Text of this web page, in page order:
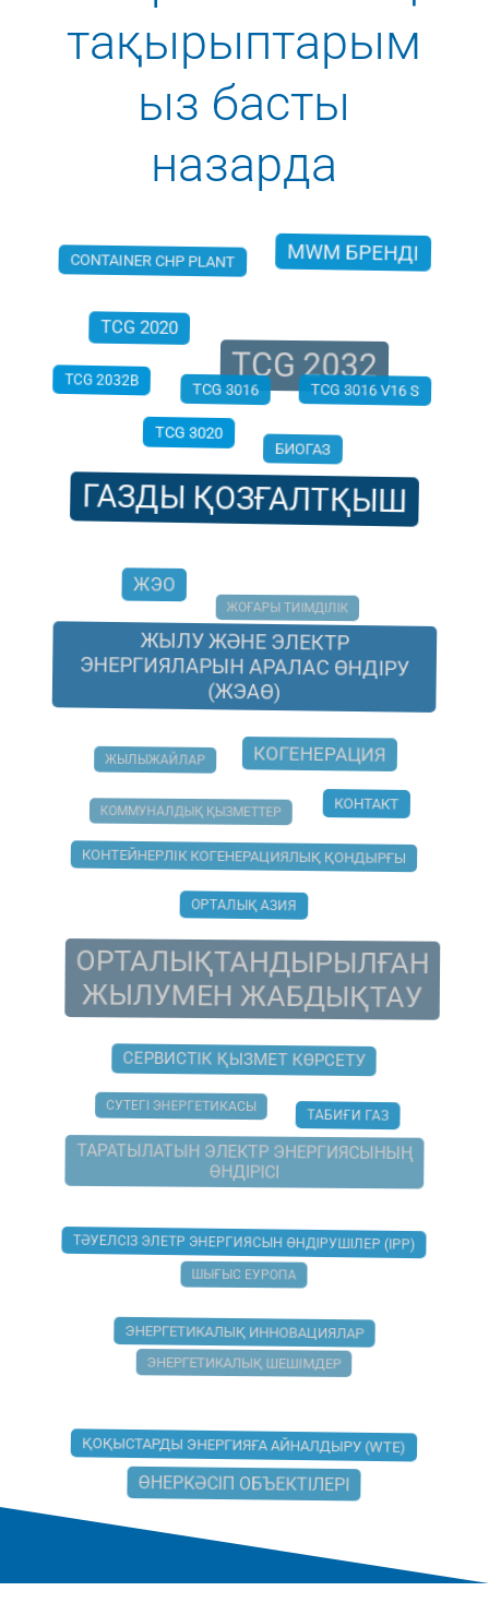
тақырыптарым
ыз басты
назарда
CONTAINER CHP PLANT MWM БРЕНДІ
TCG 2020 TCG 2032
TCG 2032B TCG 3016
TCG 3016 V16 S
TCG 3020 БИОГАЗ
ГАЗДЫ ҚОЗҒАЛТҚЫШ
ЖЭО
ЖОҒАРЫ ТИІМДІЛІК
ЖЫЛУ ЖӘНЕ ЭЛЕКТР
ЭНЕРГИЯЛАРЫН АРАЛАС ӨНДІРУ
(ЖЭАӨ)
ЖЫЛЫЖАЙЛАР КОГЕНЕРАЦИЯ
КОММУНАЛДЫҚ ҚЫЗМЕТТЕР КОНТАКТ
КОНТЕЙНЕРЛІК КОГЕНЕРАЦИЯЛЫҚ ҚОНДЫРҒЫ
ОРТАЛЫҚ АЗИЯ
ОРТАЛЫҚТАНДЫРЫЛҒАН
ЖЫЛУМЕН ЖАБДЫҚТАУ
СЕРВИСТІК ҚЫЗМЕТ КӨРСЕТУ
СУТЕГІ ЭНЕРГЕТИКАСЫ
ТАБИҒИ ГАЗ
ТАРАТЫЛАТЫН ЭЛЕКТР ЭНЕРГИЯСЫНЫҢ
ӨНДІРІСІ
ТӘУЕЛСІЗ ЭЛЕТР ЭНЕРГИЯСЫН ӨНДІРУШІЛЕР (IPP)
ШЫҒЫС ЕУРОПА
ЭНЕРГЕТИКАЛЫҚ ИННОВАЦИЯЛАР
ЭНЕРГЕТИКАЛЫҚ ШЕШІМДЕР
ҚОҚЫСТАРДЫ ЭНЕРГИЯҒА АЙНАЛДЫРУ (WTE)
ӨНЕРКӘСІП ОБЪЕКТІЛЕРІ